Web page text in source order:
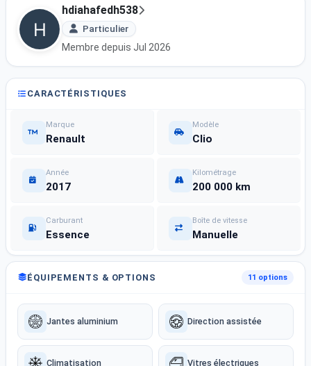
hdiahafedh538
Particulier
Membre depuis Jul 2026
CARACTÉRISTIQUES
Marque
Renault
Modèle
Clio
Année
2017
Kilométrage
200 000 km
Carburant
Essence
Boîte de vitesse
Manuelle
ÉQUIPEMENTS & OPTIONS 11 options
Jantes aluminium Direction assistée
Climatisation Vitres électriques